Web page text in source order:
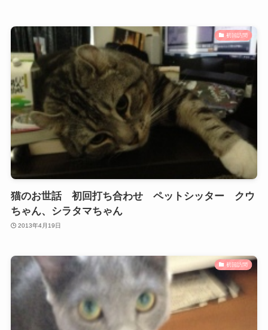
初回訪問
猫のお世話 初回打ち合わせ ペットシッター クウ
ちゃん、シラタマちゃん
2013年4月19日
初回訪問